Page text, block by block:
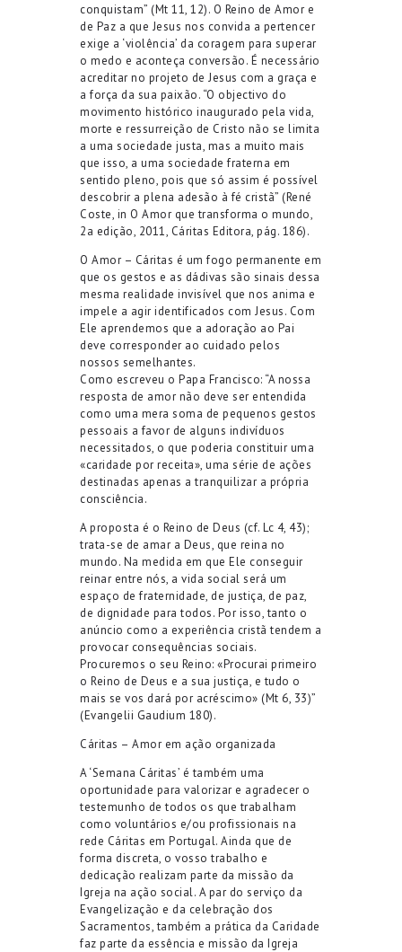
conquistam” (Mt 11, 12). O Reino de Amor e
de Paz a que Jesus nos convida a pertencer
exige a ‘violência’ da coragem para superar
o medo e aconteça conversão. É necessário
acreditar no projeto de Jesus com a graça e
a força da sua paixão. “O objectivo do
movimento histórico inaugurado pela vida,
morte e ressurreição de Cristo não se limita
a uma sociedade justa, mas a muito mais
que isso, a uma sociedade fraterna em
sentido pleno, pois que só assim é possível
descobrir a plena adesão à fé cristã” (René
Coste, in O Amor que transforma o mundo,
2a edição, 2011, Cáritas Editora, pág. 186).
O Amor – Cáritas é um fogo permanente em
que os gestos e as dádivas são sinais dessa
mesma realidade invisível que nos anima e
impele a agir identificados com Jesus. Com
Ele aprendemos que a adoração ao Pai
deve corresponder ao cuidado pelos
nossos semelhantes.
Como escreveu o Papa Francisco: “A nossa
resposta de amor não deve ser entendida
como uma mera soma de pequenos gestos
pessoais a favor de alguns indivíduos
necessitados, o que poderia constituir uma
«caridade por receita», uma série de ações
destinadas apenas a tranquilizar a própria
consciência.
A proposta é o Reino de Deus (cf. Lc 4, 43);
trata-se de amar a Deus, que reina no
mundo. Na medida em que Ele conseguir
reinar entre nós, a vida social será um
espaço de fraternidade, de justiça, de paz,
de dignidade para todos. Por isso, tanto o
anúncio como a experiência cristã tendem a
provocar consequências sociais.
Procuremos o seu Reino: «Procurai primeiro
o Reino de Deus e a sua justiça, e tudo o
mais se vos dará por acréscimo» (Mt 6, 33)”
(Evangelii Gaudium 180).
Cáritas – Amor em ação organizada
A ‘Semana Cáritas’ é também uma
oportunidade para valorizar e agradecer o
testemunho de todos os que trabalham
como voluntários e/ou profissionais na
rede Cáritas em Portugal. Ainda que de
forma discreta, o vosso trabalho e
dedicação realizam parte da missão da
Igreja na ação social. A par do serviço da
Evangelização e da celebração dos
Sacramentos, também a prática da Caridade
faz parte da essência e missão da Igreja